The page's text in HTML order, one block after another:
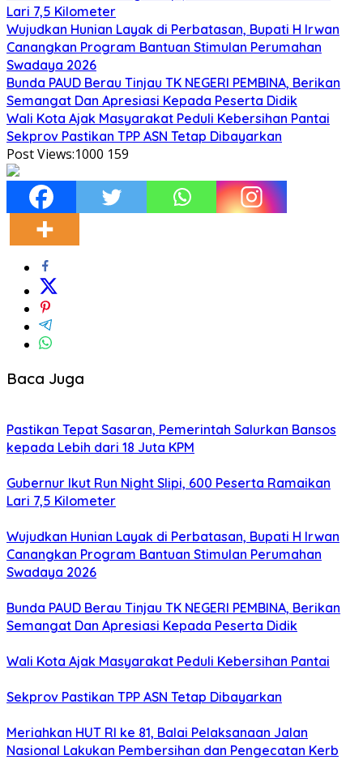
Lari 7,5 Kilometer
Wujudkan Hunian Layak di Perbatasan, Bupati H Irwan
Canangkan Program Bantuan Stimulan Perumahan
Swadaya 2026
Bunda PAUD Berau Tinjau TK NEGERI PEMBINA, Berikan
Semangat Dan Apresiasi Kepada Peserta Didik
Wali Kota Ajak Masyarakat Peduli Kebersihan Pantai
Sekprov Pastikan TPP ASN Tetap Dibayarkan
Post Views:1000 159
Baca Juga
Pastikan Tepat Sasaran, Pemerintah Salurkan Bansos
kepada Lebih dari 18 Juta KPM
Gubernur Ikut Run Night Slipi, 600 Peserta Ramaikan
Lari 7,5 Kilometer
Wujudkan Hunian Layak di Perbatasan, Bupati H Irwan
Canangkan Program Bantuan Stimulan Perumahan
Swadaya 2026
Bunda PAUD Berau Tinjau TK NEGERI PEMBINA, Berikan
Semangat Dan Apresiasi Kepada Peserta Didik
Wali Kota Ajak Masyarakat Peduli Kebersihan Pantai
Sekprov Pastikan TPP ASN Tetap Dibayarkan
Meriahkan HUT RI ke 81, Balai Pelaksanaan Jalan
Nasional Lakukan Pembersihan dan Pengecatan Kerb